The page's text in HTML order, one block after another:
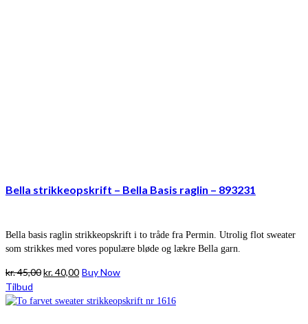
Bella strikkeopskrift – Bella Basis raglin – 893231
Bella basis raglin strikkeopskrift i to tråde fra Permin. Utrolig flot sweater
som strikkes med vores populære bløde og lækre Bella garn.
kr.45,00Den
pris
kr.40,00Den
pris
Buy Now
Tilbud